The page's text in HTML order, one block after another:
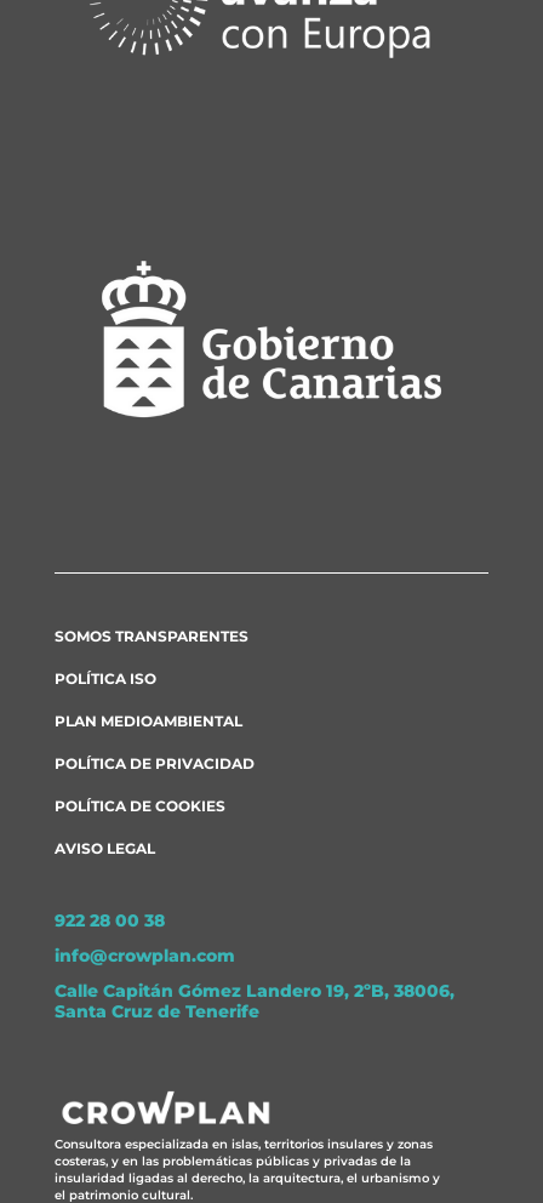
SOMOS TRANSPARENTES
POLÍTICA ISO
PLAN MEDIOAMBIENTAL
POLÍTICA DE PRIVACIDAD
POLÍTICA DE COOKIES
AVISO LEGAL
922 28 00 38
info@crowplan.com
Calle Capitán Gómez Landero 19, 2ºB, 38006,
Santa Cruz de Tenerife
Consultora especializada en islas, territorios insulares y zonas
costeras, y en las problemáticas públicas y privadas de la
insularidad ligadas al derecho, la arquitectura, el urbanismo y
el patrimonio cultural.